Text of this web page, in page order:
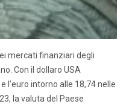
mercati finanziari degli
Con il dollaro USA
l’euro intorno alle 18,74 nelle
la valuta del Paese